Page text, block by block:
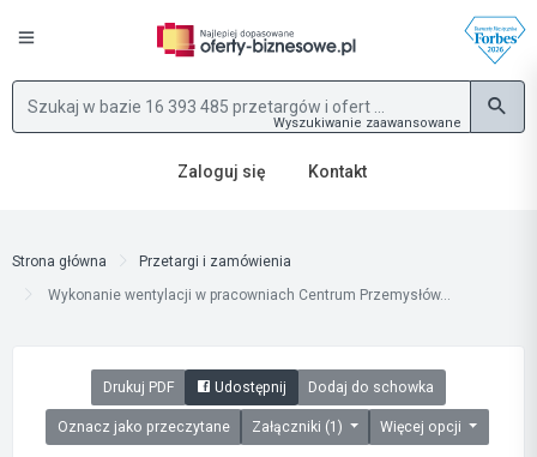
Wyszukiwanie zaawansowane
Zaloguj się Kontakt
Strona główna
Przetargi i zamówienia
Wykonanie wentylacji w pracowniach Centrum Przemysłów...
Drukuj PDF Udostępnij Dodaj do schowka
Oznacz jako przeczytane Załączniki (1) Więcej opcji